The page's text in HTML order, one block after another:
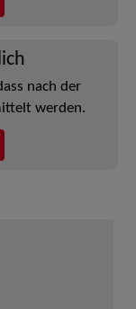
nach der
werden.